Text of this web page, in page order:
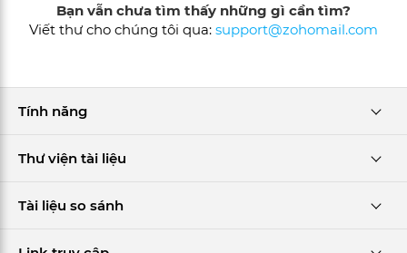
Bạn vẫn chưa tìm thấy những gì cần tìm?
Viết thư cho chúng tôi qua: support@zohomail.com
Tính năng
Thư viện tài liệu
Tài liệu so sánh